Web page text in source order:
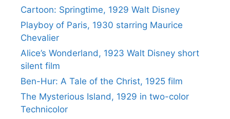
Cartoon: Springtime, 1929 Walt Disney
Playboy of Paris, 1930 starring Maurice
Chevalier
Alice’s Wonderland, 1923 Walt Disney short
silent film
Ben-Hur: A Tale of the Christ, 1925 film
The Mysterious Island, 1929 in two-color
Technicolor